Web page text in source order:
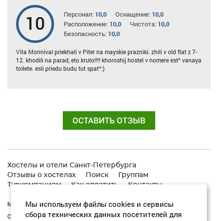
10 Персонал: 10,0 Оснащение: 10,0
Расположение: 10,0 Чистота: 10,0
Безопасность: 10,0
Vita Monnival priekhali v Piter na mayskie prazniki. zhili v old flat z 7-
12. khodili na parad, eto kruto!!!! khoroshij hostel v nomere est^ vanaya
toilete. esli priedu budu tut spat^:)
ОСТАВИТЬ ОТЗЫВ
Москва:+7 (495) 646-74-40
Санкт-Петербург:+7 (812) 418-22-18
Мы используем файлы cookies и сервисы
сбора технических данных посетителей для
Хостелы и отели Санкт-Петербурга
Отзывы о хостелах
Поиск
Группам
Туркомпаниям
Как оплатить Контакты